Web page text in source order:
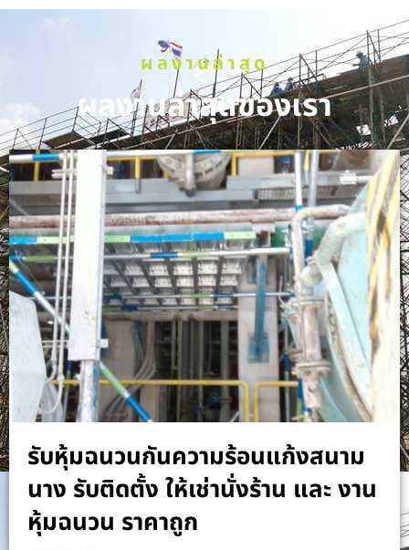
ผลงานล่าสุด
ผลงานล่าสุดของเรา
รับหุ้มฉนวนกันความร้อนแก้งสนาม
นาง รับติดตั้ง ให้เช่านั่งร้าน และ งาน
หุ้มฉนวน ราคาถูก